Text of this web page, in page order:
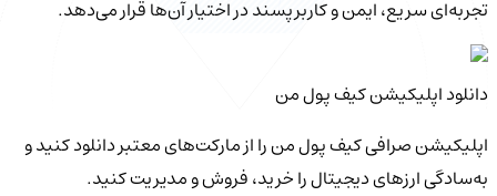
تجربه‌ای سریع، ایمن و کاربرپسند در اختیار آن‌ها قرار می‌دهد.
دانلود اپلیکیشن کیف‌ پول من
اپلیکیشن صرافی کیف پول من را از مارکت‌های معتبر دانلود کنید و
به‌سادگی ارزهای دیجیتال را خرید، فروش و مدیریت کنید.